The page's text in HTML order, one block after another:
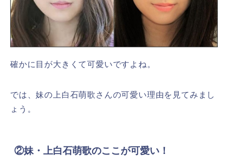
確かに目が大きくて可愛いですよね。
では、妹の上白石萌歌さんの可愛い理由を見てみまし
ょう。
②妹・上白石萌歌のここが可愛い！